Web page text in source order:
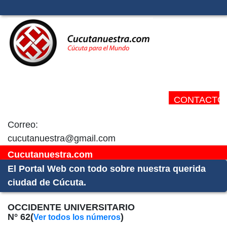
CONTACTO:
Correo:
cucutanuestra@gmail.com
Cucutanuestra.com
El Portal Web con todo sobre nuestra querida
ciudad de Cúcuta.
OCCIDENTE UNIVERSITARIO
N° 62(Ver todos los números)